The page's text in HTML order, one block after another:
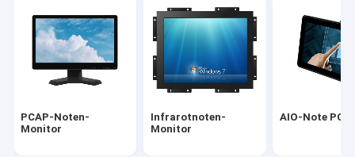
TFT LCD-Platte
Akustische Oberflächenwellen-Touch Screen
Widerstrebender Touch Screen
Gebogener Touch Screen Monitor
PCAP-Noten-
Monitor
Infrarotnoten-
Monitor
AIO-Note PC